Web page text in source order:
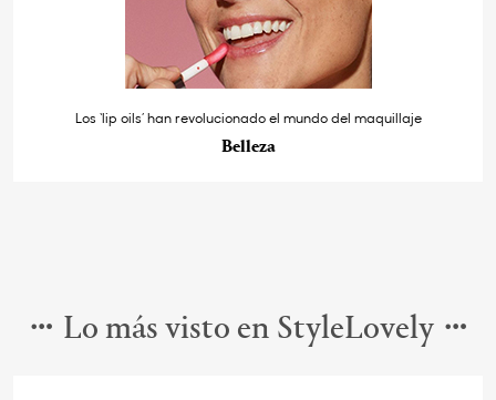
Los ‘lip oils’ han revolucionado el mundo del maquillaje
Belleza
Lo más visto en StyleLovely